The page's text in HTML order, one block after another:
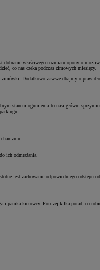
właściwego rozmiaru opony o
co nas czeka podczas zimowych miesięcy.
Dodatkowo zawsze dbajmy o
stanem ogumienia to nasi główni
ich odmrażania.
jest zachowanie odpowiedniego odstępu
i panika kierowcy. Poniżej kilka porad, co